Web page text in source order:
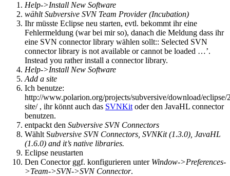
Help->Install New Software
wähltSubversive SVN Team Provider (Incubation)
Ihr müsste Eclipse neu starten, evtl. bekommt ihr eine
Fehlermeldung (war bei mir so), danach die Meldung dass ihr
eine SVN connector library wählen sollt:: Selected SVN
connector library is not available or cannot be loaded …’.
Instead you rather install a connector library.
Help->Install New Software
Add a site
Ich benutze:
http://www.polarion.org/projects/subversive/download/eclipse/
site/ , ihr könnt auch das SVNKit oder den JavaHL connector
benutzen.
entpackt den Subversive SVN Connectors
Wählt Subversive SVN Connectors, SVNKit (1.3.0), JavaHL
(1.6.0) and it’s native libraries.
Eclipse neustarten
Den Conector ggf. konfigurieren unter Window->Preferences-
>Team->SVN->SVN Connector.